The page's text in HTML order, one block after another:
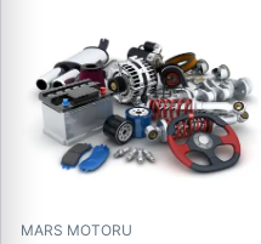
MARS MOTORU